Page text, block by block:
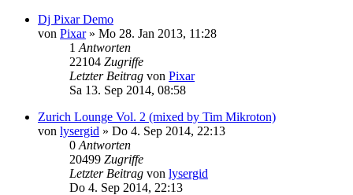
Dj Pixar Demo
von Pixar» Mo 28. Jan 2013, 11:28
1 Antworten
22104 Zugriffe
Letzter Beitrag von Pixar
Sa 13. Sep 2014, 08:58
Zurich Lounge Vol. 2 (mixed by Tim Mikroton)
von lysergid » Do 4. Sep 2014, 22:13
0 Antworten
20499 Zugriffe
Letzter Beitrag von lysergid
Do 4. Sep 2014, 22:13